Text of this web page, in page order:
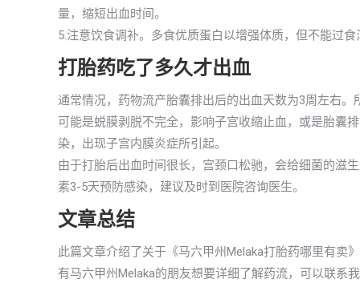
量，缩短出血时间。
5.注意饮食调补。多食优质蛋白以增强体质，但不能过
打胎药吃了多久才出血
通常情况，药物流产胎囊排出后的出血天数为3周左右
可能是蜕膜剥脱不完全，影响子宫收缩止血，或是胎囊
染，出现子宫内膜炎症所引起。
由于打胎后出血时间很长，宫颈口松驰，会给细菌的滋
素3-5天预防感染，建议及时到医院咨询医生。
文章总结
此篇文章介绍了关于《马六甲州Melaka打胎药哪里有卖
有马六甲州Melaka的朋友想要详细了解药流，可以联系